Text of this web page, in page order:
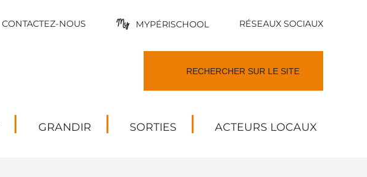
CONTACTEZ-NOUS MYPÉRISCHOOL RÉSEAUX SOCIAUX
GRANDIR SORTIES ACTEURS LOCAUX